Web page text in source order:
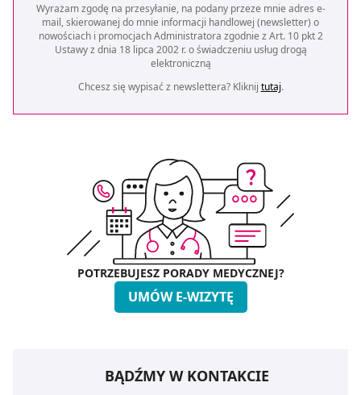
Wyrażam zgodę na przesyłanie, na podany przeze mnie adres e-
mail, skierowanej do mnie informacji handlowej (newsletter) o
nowościach i promocjach Administratora zgodnie z Art. 10 pkt 2
Ustawy z dnia 18 lipca 2002 r. o świadczeniu usług drogą
elektroniczną
Chcesz się wypisać z newslettera? Kliknij tutaj.
POTRZEBUJESZ PORADY MEDYCZNEJ?
UMÓW E-WIZYTĘ
BĄDŹMY W KONTAKCIE